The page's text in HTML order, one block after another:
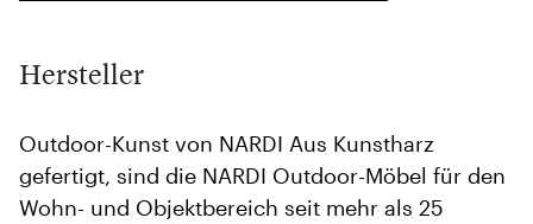
Hersteller
Outdoor-Kunst von NARDI Aus Kunstharz
gefertigt, sind die NARDI Outdoor-Möbel für den
Wohn- und Objektbereich seit mehr als 25